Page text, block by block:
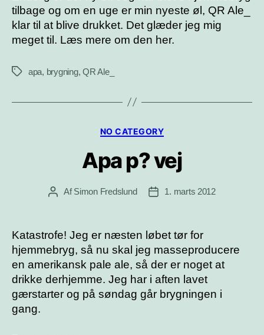
tilbage og om en uge er min nyeste øl, QR Ale_
klar til at blive drukket. Det glæder jeg mig
meget til. Læs mere om den her.
Tagsapa, brygning,QR Ale_
Kategorier
NO CATEGORY
Apa p? vej
Indlægsforfatter
AfSimon Fredslund Indlægsdato
1. marts 2012
Katastrofe! Jeg er næsten løbet tør for
hjemmebryg, så nu skal jeg masseproducere
en amerikansk pale ale, så der er noget at
drikke derhjemme. Jeg har i aften lavet
gærstarter og på søndag går brygningen i
gang.